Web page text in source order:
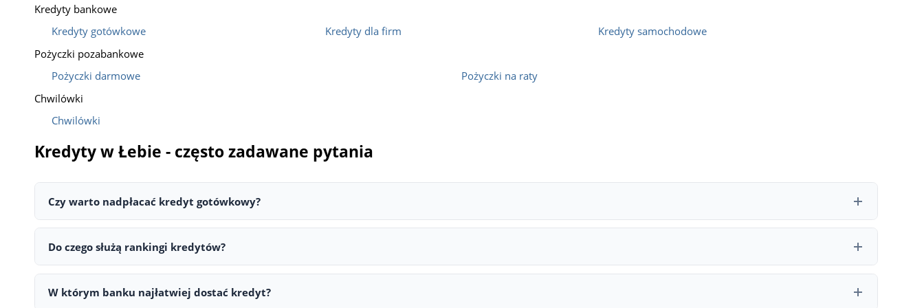
Kredyty bankowe
Kredyty gotówkowe
Kredyty dla firm
Kredyty samochodowe
Pożyczki pozabankowe
Pożyczki darmowe
Pożyczki na raty
Chwilówki
Chwilówki
Kredyty w Łebie - często zadawane pytania
Czy warto nadpłacać kredyt gotówkowy?
Tak — wcześniejsza spłata lub nadpłata kredytu pozwala zmniejszyć całkowity koszt zobowiązania. W wielu przypadkach bank ma obowiązek zwrócić część prowizji i kosztów
dodatkowych.
Do czego służą rankingi kredytów?
Rankingi kredytów umożliwiają szybkie porównanie ofert różnych banków w jednym miejscu. Dzięki nim można sprawdzić oprocentowanie, RRSO i dodatkowe koszty, a następnie
wybrać najkorzystniejszą ofertę.
W którym banku najłatwiej dostać kredyt?